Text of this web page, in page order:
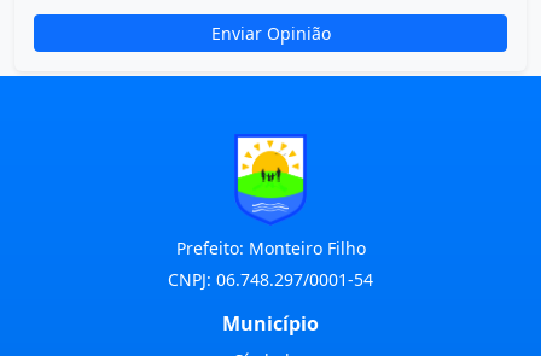
Enviar Opinião
Prefeito: Monteiro Filho
CNPJ: 06.748.297/0001-54
Município